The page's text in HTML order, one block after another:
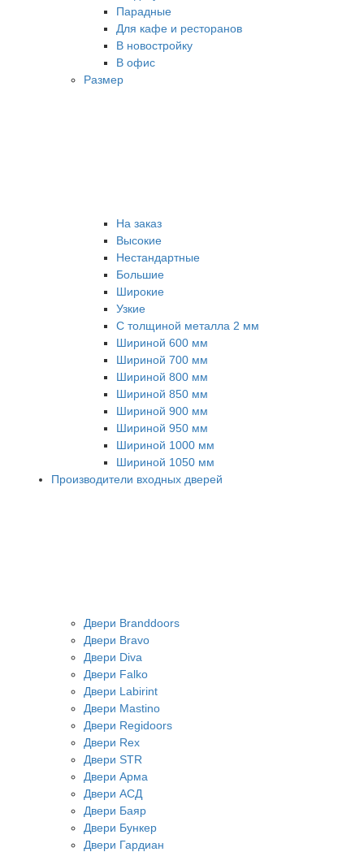
Парадные
Для кафе и ресторанов
В новостройку
В офис
Размер
На заказ
Высокие
Нестандартные
Большие
Широкие
Узкие
С толщиной металла 2 мм
Шириной 600 мм
Шириной 700 мм
Шириной 800 мм
Шириной 850 мм
Шириной 900 мм
Шириной 950 мм
Шириной 1000 мм
Шириной 1050 мм
Производители входных дверей
Двери Branddoors
Двери Bravo
Двери Diva
Двери Falko
Двери Labirint
Двери Mastino
Двери Regidoors
Двери Rex
Двери STR
Двери Арма
Двери АСД
Двери Баяр
Двери Бункер
Двери Гардиан